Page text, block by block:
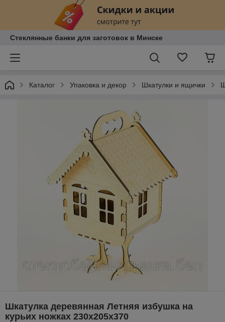
Стеклянные банки для заготовок в Минске
Каталог Упаковка и декор Шкатулки и ящички
Шкатулка деревянная Летняя избушка на
курьих ножках 230х205х370